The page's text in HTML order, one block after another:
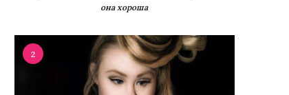
она хороша
2